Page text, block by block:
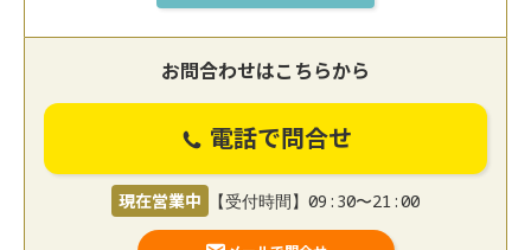
お問合わせはこちらから
電話で問合せ
現在営業中 【受付時間】09:30〜21:00